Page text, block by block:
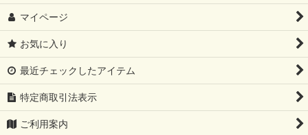
マイページ
お気に入り
最近チェックしたアイテム
特定商取引法表示
ご利用案内